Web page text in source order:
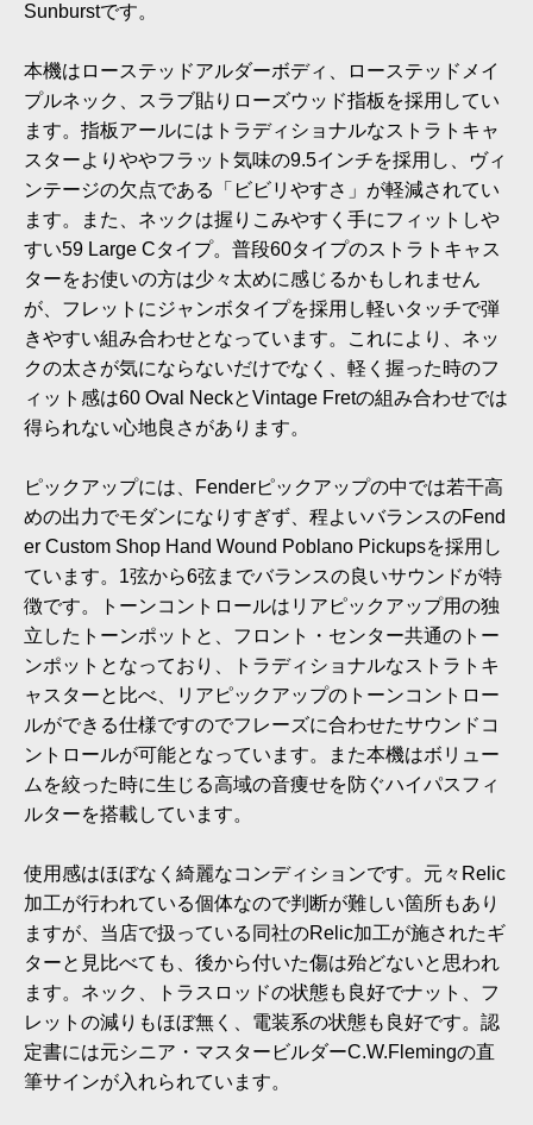
Sunburstです。
本機はローステッドアルダーボディ、ローステッドメイ
プルネック、スラブ貼りローズウッド指板を採用してい
ます。指板アールにはトラディショナルなストラトキャ
スターよりややフラット気味の9.5インチを採用し、ヴィ
ンテージの欠点である「ビビリやすさ」が軽減されてい
ます。また、ネックは握りこみやすく手にフィットしや
すい59 Large Cタイプ。普段60タイプのストラトキャス
ターをお使いの方は少々太めに感じるかもしれません
が、フレットにジャンボタイプを採用し軽いタッチで弾
きやすい組み合わせとなっています。これにより、ネッ
クの太さが気にならないだけでなく、軽く握った時のフ
ィット感は60 Oval NeckとVintage Fretの組み合わせでは
得られない心地良さがあります。
ピックアップには、Fenderピックアップの中では若干高
めの出力でモダンになりすぎず、程よいバランスのFend
er Custom Shop Hand Wound Poblano Pickupsを採用し
ています。1弦から6弦までバランスの良いサウンドが特
徴です。トーンコントロールはリアピックアップ用の独
立したトーンポットと、フロント・センター共通のトー
ンポットとなっており、トラディショナルなストラトキ
ャスターと比べ、リアピックアップのトーンコントロー
ルができる仕様ですのでフレーズに合わせたサウンドコ
ントロールが可能となっています。また本機はボリュー
ムを絞った時に生じる高域の音痩せを防ぐハイパスフィ
ルターを搭載しています。
使用感はほぼなく綺麗なコンディションです。元々Relic
加工が行われている個体なので判断が難しい箇所もあり
ますが、当店で扱っている同社のRelic加工が施されたギ
ターと見比べても、後から付いた傷は殆どないと思われ
ます。ネック、トラスロッドの状態も良好でナット、フ
レットの減りもほぼ無く、電装系の状態も良好です。認
定書には元シニア・マスタービルダーC.W.Flemingの直
筆サインが入れられています。